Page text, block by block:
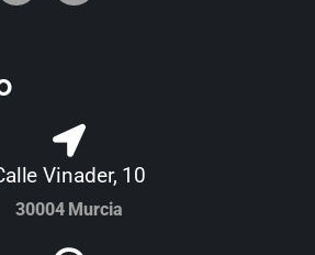
Vinader, 10
30004 Murcia